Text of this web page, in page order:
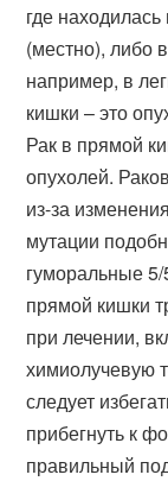
где
(местно), либо
например, в
кишки – это
Рак в прямой
опухолей.
из-за
мутации
гуморальные
прямой кишки
при лечении,
химиолучевую
следует
прибегнуть к
правильный